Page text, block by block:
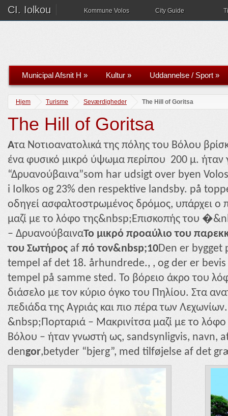
CI. Iolkou Kommune Volos City Guide
Municipal Afsnit H » Kultur » Uddannelse / Sport »
Hjem Turisme Seværdigheder The Hill of Goritsa
The Hill of Goritsa
Aτα Νοτιοανατολικά της πόλης του Βόλου
ένα φυσικό μικρό ύψωμα περίπου 200 μ. ήταν
“Δρυανούβαινα”som har udsigt over byen
i Iolkos og 23% den respektive landsby. på
οδηγεί ασφαλτοστρωμένος δρόμος, υπάρχει ο
μαζί με το λόφο της&nbsp;Επισκοπής του
– ΔρυανούβαιναΤο μικρό προαύλιο του
του Σωτήρος af πό τον&nbsp;10Den er bygget
tempel af det 18. århundrede., , og der er
tempel på samme sted. Το βόρειο άκρο του
διάσελο με τον κύριο όγκο του Πηλίου. Στα
πεδιάδα της Αγριάς και πιο πέρα των
&nbsp;Πορταριά – Μακρινίτσα μαζί με το
Βόλου – ήταν γνωστή ως, sandsynligvis, navn,
dengor,betyder “bjerg”, med tilføjelse af det